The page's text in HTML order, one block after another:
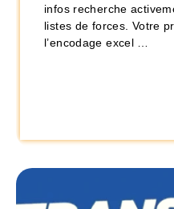
infos recherche
listes de forces. Votre
l’encodage excel …